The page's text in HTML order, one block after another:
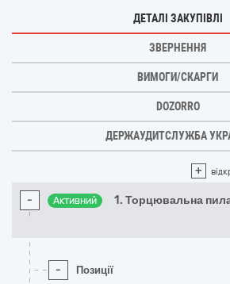
ДЕТАЛІ ЗАКУПІВЛІ
ЗВЕРНЕННЯ
ВИМОГИ/СКАРГИ
DOZORRO
ДЕРЖАУДИТСЛУЖБА
+
- Активний 1. Торцювальна
- Позиції